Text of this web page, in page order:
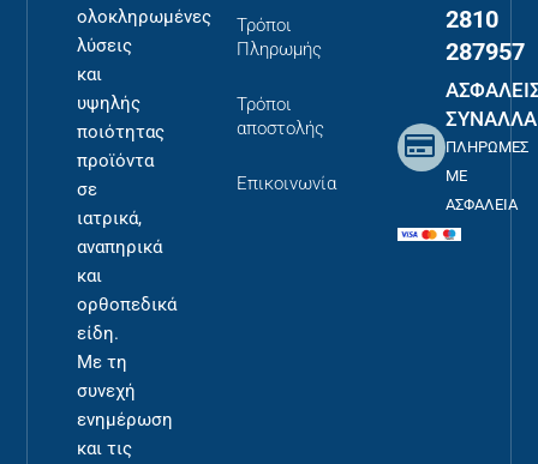
ολοκληρωμένες
λύσεις
και
υψηλής
ποιότητας
προϊόντα
σε
ιατρικά,
αναπηρικά
και
ορθοπεδικά
είδη.
Με τη
συνεχή
ενημέρωση
και τις
Τρόποι
Πληρωμής
Τρόποι
αποστολής
Επικοινωνία
2810
287957
ΠΛΗΡΩΜΕΣ
ΜΕ
ΑΣΦΑΛΕΙΑ